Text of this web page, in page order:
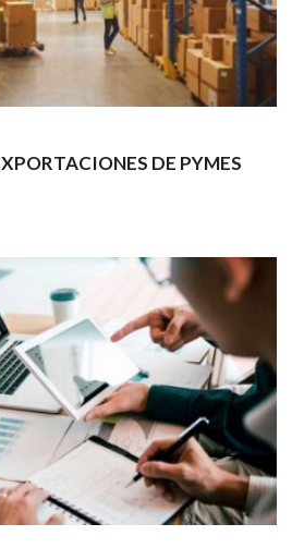
DE PYMES